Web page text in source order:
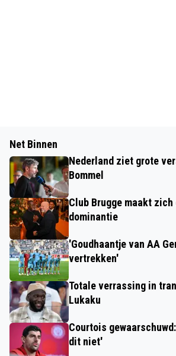
Net Binnen
Nederland ziet grote
Bommel
Club Brugge maakt
dominantie
'Goudhaantje van AA
vertrekken'
Totale verrassing in
Lukaku
Courtois
dit niet'